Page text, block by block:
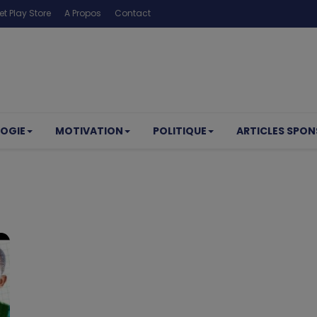
Play Store A Propos Contact
MOTIVATION POLITIQUE ARTICLES